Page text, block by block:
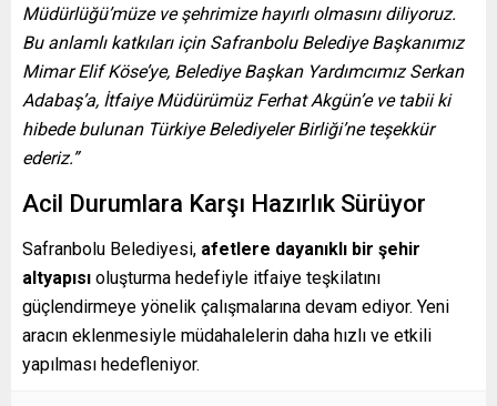
Müdürlüğü’müze ve şehrimize hayırlı olmasını diliyoruz.
Bu anlamlı katkıları için Safranbolu Belediye Başkanımız
Mimar Elif Köse’ye, Belediye Başkan Yardımcımız Serkan
Adabaş’a, İtfaiye Müdürümüz Ferhat Akgün’e ve tabii ki
hibede bulunan Türkiye Belediyeler Birliği’ne teşekkür
ederiz.”
Acil Durumlara Karşı Hazırlık Sürüyor
Safranbolu Belediyesi, afetlere dayanıklı bir şehir
altyapısı oluşturma hedefiyle itfaiye teşkilatını
güçlendirmeye yönelik çalışmalarına devam ediyor. Yeni
aracın eklenmesiyle müdahalelerin daha hızlı ve etkili
yapılması hedefleniyor.